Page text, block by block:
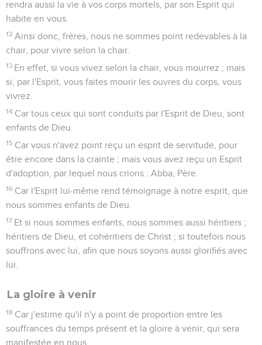
rendra aussi la vie à vos corps mortels, par son Esprit qui
habite en vous.
12 Ainsi donc, frères, nous ne sommes point redevables à la
chair, pour vivre selon la chair.
13 En effet, si vous vivez selon la chair, vous mourrez ; mais
si, par l'Esprit, vous faites mourir les ouvres du corps, vous
vivrez.
14 Car tous ceux qui sont conduits par l'Esprit de Dieu, sont
enfants de Dieu.
15 Car vous n'avez point reçu un esprit de servitude, pour
être encore dans la crainte ; mais vous avez reçu un Esprit
d'adoption, par lequel nous crions : Abba, Père.
16 Car l'Esprit lui-même rend témoignage à notre esprit, que
nous sommes enfants de Dieu.
17 Et si nous sommes enfants, nous sommes aussi héritiers ;
héritiers de Dieu, et cohéritiers de Christ ; si toutefois nous
souffrons avec lui, afin que nous soyons aussi glorifiés avec
lui.
La gloire à venir
18 Car j'estime qu'il n'y a point de proportion entre les
souffrances du temps présent et la gloire à venir, qui sera
manifestée en nous.